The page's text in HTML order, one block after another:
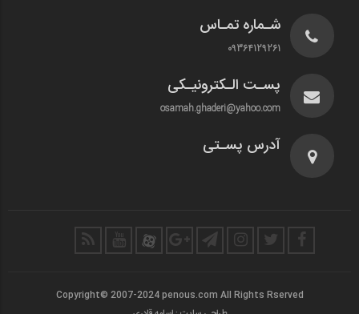
شـماره تمـاس
09364129261
پسـت الـکترونیـکی
osamah.ghaderi@yahoo.com
آدرس پسـتی
Copyright© 2007-2024 penous.com All Rights Rserved